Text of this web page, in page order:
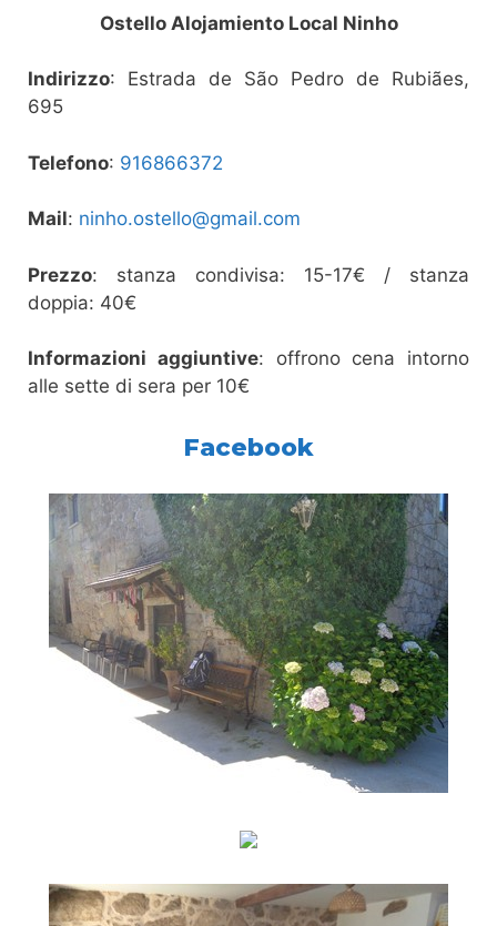
Ostello Alojamiento Local Ninho
Indirizzo: Estrada de São Pedro de Rubiães,
695
Telefono: 916866372
Mail: ninho.ostello@gmail.com
Prezzo: stanza condivisa: 15-17€ / stanza
doppia: 40€
Informazioni aggiuntive: offrono cena intorno
alle sette di sera per 10€
Facebook